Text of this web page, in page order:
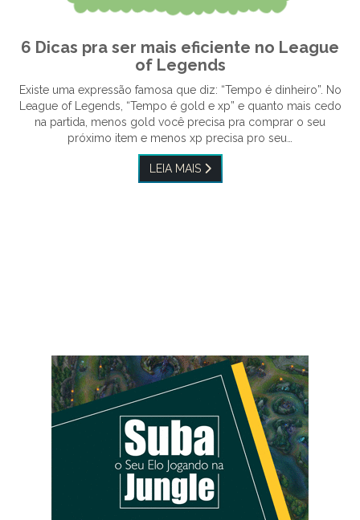
6 Dicas pra ser mais eficiente no League
of Legends
Existe uma expressão famosa que diz: “Tempo é dinheiro”. No
League of Legends, “Tempo é gold e xp” e quanto mais cedo
na partida, menos gold você precisa pra comprar o seu
próximo item e menos xp precisa pro seu…
LEIA MAIS